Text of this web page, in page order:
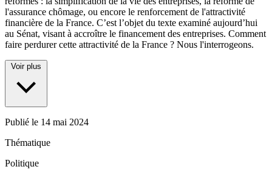
l'assurance chômage, ou encore le renforcement de l'attractivité
financière de la France. C’est l’objet du texte examiné aujourd’hui
au Sénat, visant à accroître le financement des entreprises. Comment
faire perdurer cette attractivité de la France ? Nous l'interrogeons.
Voir plus
Publié le 14 mai 2024
Thématique
Politique